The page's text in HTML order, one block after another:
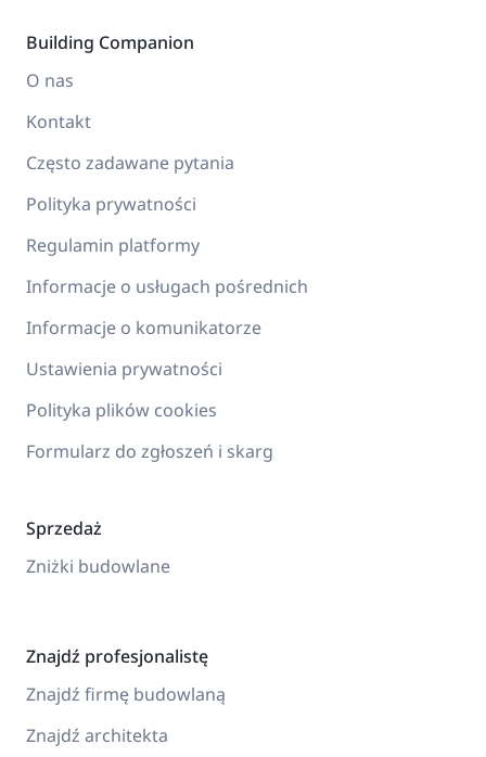
Building Companion
O nas
Kontakt
Często zadawane pytania
Polityka prywatności
Regulamin platformy
Informacje o usługach pośrednich
Informacje o komunikatorze
Ustawienia prywatności
Polityka plików cookies
Formularz do zgłoszeń i skarg
Sprzedaż
Zniżki budowlane
Znajdź profesjonalistę
Znajdź firmę budowlaną
Znajdź architekta